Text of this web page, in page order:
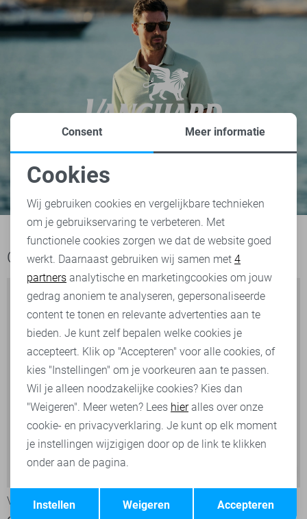
Ook het bekijken waard
Vanguard Overhemd
Vanguard Overhemd
Noodzakelijke cookies
Personalisatie cookies
Analytische cookies
Marketing cookies
Terug Opslaan
Consent Meer informatie
Cookies
Wij gebruiken cookies en vergelijkbare technieken
om je gebruikservaring te verbeteren. Met
functionele cookies zorgen we dat de website goed
werkt. Daarnaast gebruiken wij samen met 4
partners analytische en marketingcookies om jouw
gedrag anoniem te analyseren, gepersonaliseerde
content te tonen en relevante advertenties aan te
bieden. Je kunt zelf bepalen welke cookies je
accepteert. Klik op "Accepteren" voor alle cookies, of
kies "Instellingen" om je voorkeuren aan te passen.
Wil je alleen noodzakelijke cookies? Kies dan
"Weigeren". Meer weten? Lees hieralles over onze
cookie- en privacyverklaring. Je kunt op elk moment
je instellingen wijzigigen door op de link te klikken
onder aan de pagina.
Accepteren
Weigeren
Instellen